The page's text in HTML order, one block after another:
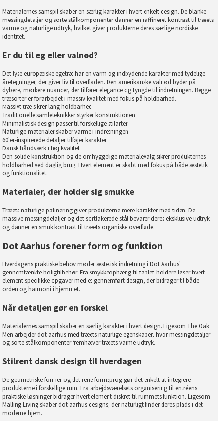
Materialernes samspil skaber en særlig karakter i hvert enkelt design. De blanke
messingdetaljer og sorte stålkomponenter danner en raffineret kontrast til træets
varme og naturlige udtryk, hvilket giver produkterne deres særlige nordiske
identitet.
Er du til eg eller valnød?
Det lyse europæiske egetræ har en varm og indbydende karakter med tydelige
åretegninger, der giver liv til overfladen. Den amerikanske valnød byder på
dybere, mørkere nuancer, der tilfører elegance og tyngde til indretningen. Begge
træsorter er forarbejdet i massiv kvalitet med fokus på holdbarhed.
Massivt træ sikrer lang holdbarhed
Traditionelle samleteknikker styrker konstruktionen
Minimalistisk design passer til forskellige stilarter
Naturlige materialer skaber varme i indretningen
60'er-inspirerede detaljer tilføjer karakter
Dansk håndværk i høj kvalitet
Den solide konstruktion og de omhyggelige materialevalg sikrer produkternes
holdbarhed ved daglig brug. Hvert element er skabt med fokus på både æstetik
og funktionalitet.
Materialer, der holder sig smukke
Træets naturlige patinering giver produkterne mere karakter med tiden. De
massive messingdetaljer og det sortlakerede stål bevarer deres eksklusive udtryk
og danner en smuk kontrast til træets organiske overflade.
Dot Aarhus forener form og funktion
Hverdagens praktiske behov møder æstetisk indretning i Dot Aarhus'
gennemtænkte boligtilbehør. Fra smykkeophæng til tablet-holdere løser hvert
element specifikke opgaver med et gennemført design, der bidrager til både
orden og harmoni i hjemmet.
Når detaljen gør en forskel
Materialernes samspil skaber en særlig karakter i hvert design. Ligesom The Oak
Men arbejder dot aarhus med træets naturlige egenskaber, hvor messingdetaljer
og sorte stålkomponenter fremhæver træets varme udtryk.
Stilrent dansk design til hverdagen
De geometriske former og det rene formsprog gør det enkelt at integrere
produkterne i forskellige rum. Fra arbejdsværelsets organisering til entréens
praktiske løsninger bidrager hvert element diskret til rummets funktion. Ligesom
Malling Livingskaber dot aarhus designs, der naturligt finder deres plads i det
moderne hjem.